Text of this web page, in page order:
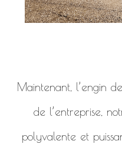
Maintenant, l’engin
de l’entreprise,
polyvalente et